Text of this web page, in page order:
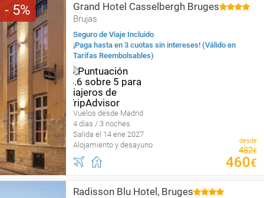
5 Grand Hotel Casselbergh Bruges
Brujas
Seguro de Viaje Incluido
¡Paga hasta en 3 cuotas sin intereses! (Válido en
Tarifas Reembolsables)
Vuelos desde Madrid
4 días / 3 noches
Salida el 14 ene 2027
Alojamiento y desayuno
desde
482€
460€
Radisson Blu Hotel, Bruges